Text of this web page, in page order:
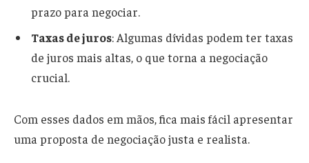
prazo para negociar.
Taxas de juros: Algumas dívidas podem ter taxas
de juros mais altas, o que torna a negociação
crucial.
Com esses dados em mãos, fica mais fácil apresentar
uma proposta de negociação justa e realista.